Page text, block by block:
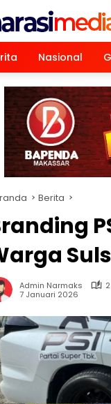
Nasional
Berita
Admin Narmaks
7 Januari 2026